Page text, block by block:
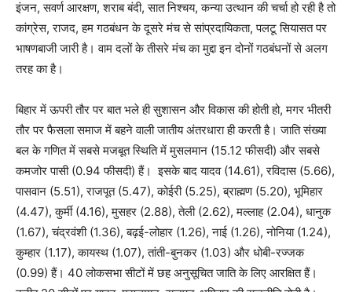
इंजन, सवर्ण आरक्षण, शराब बंदी, सात निश्चय, कन्या उत्थान की चर्चा हो रही है तो
कांग्रेस, राजद, हम गठबंधन के दूसरे मंच से सांप्रदायिकता, पलटू सियासत पर
भाषणबाजी जारी है। वाम दलों के तीसरे मंच का मुद्दा इन दोनों गठबंधनों से अलग
तरह का है।
बिहार में ऊपरी तौर पर बात भले ही सुशासन और विकास की होती हो, मगर भीतरी
तौर पर फैसला समाज में बहने वाली जातीय अंतरधारा ही करती है। जाति संख्या
बल के गणित में सबसे मजबूत स्थिति में मुसलमान (15.12 फीसदी) और सबसे
कमजोर पासी (0.94 फीसदी) हैं। इसके बाद यादव (14.61), रविदास (5.66),
पासवान (5.51), राजपूत (5.47), कोईरी (5.25), ब्राह्मण (5.20), भूमिहार
(4.47), कुर्मी (4.16), मुसहर (2.88), तेली (2.62), मल्लाह (2.04), धानुक
(1.67), चंद्रवंशी (1.36), बढ़ई-लोहार (1.26), नाई (1.26), नोनिया (1.24),
कुम्हार (1.17), कायस्थ (1.07), तांती-बुनकर (1.03) और धोबी-रज्जक
(0.99) हैं। 40 लोकसभा सीटों में छह अनुसूचित जाति के लिए आरक्षित हैं।